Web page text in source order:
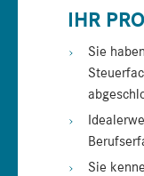
IHR
Sie
Sie